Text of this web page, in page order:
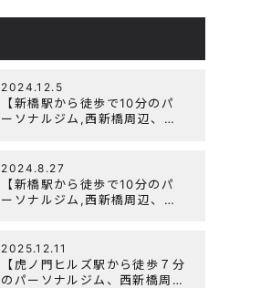
ーン実施中です！
2024.12.5
【新橋駅から徒歩で10分のパ
ーソナルジム,西新橋周辺、虎
者編】胸トレで背中が筋肉痛に
なるのはなぜか？
2024.8.27
【新橋駅から徒歩で10分のパ
ーソナルジム,西新橋周辺、虎
よく鍛えるメニュー構成につい
て
2025.12.11
【虎ノ門ヒルズ駅から徒歩７分
のパーソナルジム、西新橋周